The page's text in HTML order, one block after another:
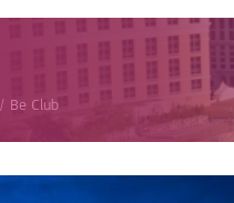
/ Be Club